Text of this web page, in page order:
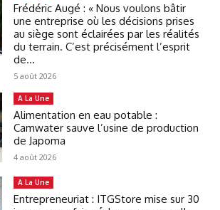
Frédéric Augé : « Nous voulons bâtir
une entreprise où les décisions prises
au siège sont éclairées par les réalités
du terrain. C’est précisément l’esprit
de...
5 août 2026
A La Une
Alimentation en eau potable :
Camwater sauve l’usine de production
de Japoma
4 août 2026
A La Une
Entrepreneuriat : ITGStore mise sur 30